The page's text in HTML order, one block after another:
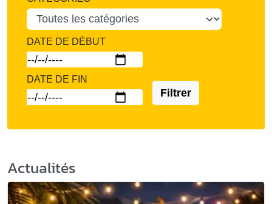
DATE DE DÉBUT
DATE DE FIN
Filtrer
Actualités